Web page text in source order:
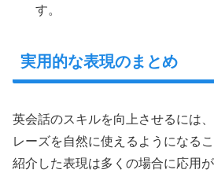
す。
実用的な表現のまとめ
英会話のスキルを向上させるには
レーズを自然に使えるようになる
紹介した表現は多くの場合に応用